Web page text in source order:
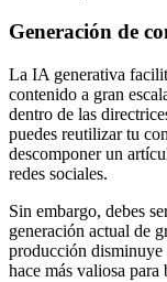
Generación de
La IA generativa
contenido a gran
dentro de las
puedes reutilizar tu
descomponer un
redes sociales.
Sin embargo, debes
generación actual de
producción disminuye
hace más valiosa para